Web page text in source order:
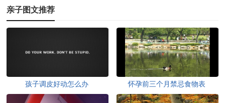
亲子图文推荐
孩子调皮好动怎么办 怀孕前三个月禁忌食物表